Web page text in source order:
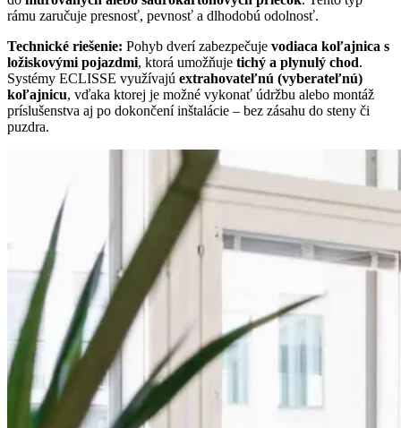
rámu zaručuje presnosť, pevnosť a dlhodobú odolnosť.
Technické riešenie: Pohyb dverí zabezpečuje vodiaca koľajnica s
ložiskovými pojazdmi, ktorá umožňuje tichý a plynulý chod.
Systémy ECLISSE využívajú extrahovateľnú (vyberateľnú)
koľajnicu, vďaka ktorej je možné vykonať údržbu alebo montáž
príslušenstva aj po dokončení inštalácie – bez zásahu do steny či
puzdra.